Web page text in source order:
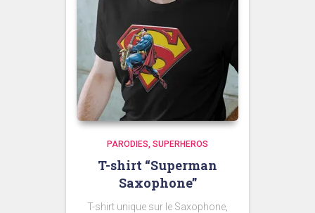
PARODIES SUPERHEROS
T-shirt “Superman
Saxophone”
T-shirt unique sur le Saxophone,